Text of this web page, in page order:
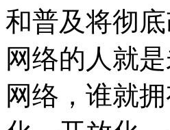
和普及将彻
网络的人就
网络，谁就